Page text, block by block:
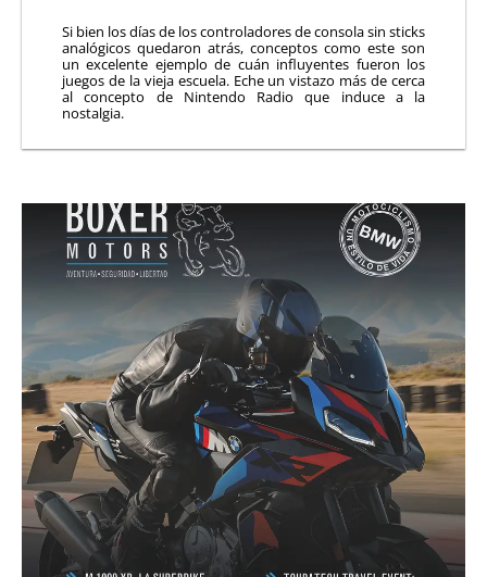
Si bien los días de los controladores de consola sin sticks
analógicos quedaron atrás, conceptos como este son
un excelente ejemplo de cuán influyentes fueron los
juegos de la vieja escuela. Eche un vistazo más de cerca
al concepto de Nintendo Radio que induce a la
nostalgia.